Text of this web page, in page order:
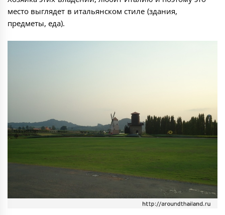
место выглядет в итальянском стиле (здания,
предметы, еда).